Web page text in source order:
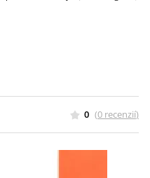
0 (0 recenzií)